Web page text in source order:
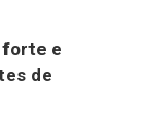
forte e
de